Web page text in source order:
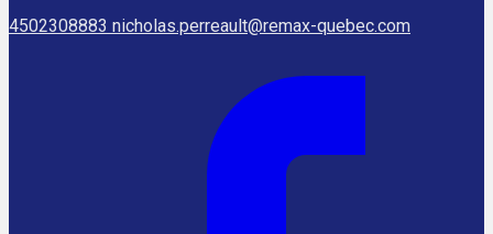
4502308883 nicholas.perreault@remax-quebec.com